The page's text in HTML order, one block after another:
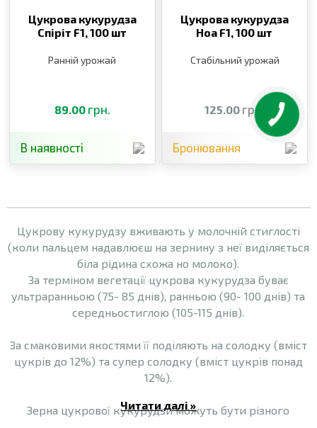
Цукрова кукурудза
Спіріт F1,100 шт
Ранній урожай
89.00 грн.
В наявності
Цукрова кукурудза
Ноа F1,100 шт
Стабільний урожай
125.00 грн.
Бронювання
Цукрову кукурудзу вживають у молочній стиглості
(коли пальцем надавлюєш на зернину з неї виділяється
біла рідина схожа но молоко).
За терміном вегетації цукрова кукурудза буває
ультраранньою (75- 85 днів), ранньою (90- 100 днів) та
середньостиглою (105-115 днів).
За смаковими якостями її поділяють на солодку (вміст
цукрів до 12%) та супер солодку (вміст цукрів понад
12%).
Зерна цукрової кукурудзи можуть бути різного
Читати далі »